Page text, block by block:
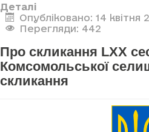
Деталі
Опубліковано: 14 квітня
Перегляди: 442
Про скликання LXX
Комсомольської
скликання